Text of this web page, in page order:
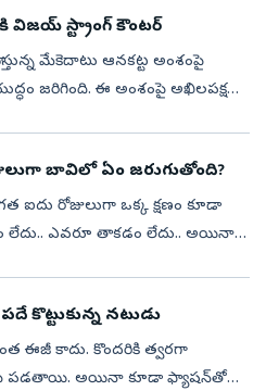
స్ట్రాంగ్‌ కౌంటర్‌
మేకెదాటు ఆనకట్ట అంశంపై
జరిగింది. ఈ అంశంపై అఖిలపక్ష
బావిలో ఏం జరుగుతోంది?
రోజులుగా ఒక్క క్షణం కూడా
లేదు.. ఎవరూ తాకడం లేదు.. అయినా
కొట్టుకున్న నటుడు
ఈజీ కాదు. కొందరికి త్వరగా
పడతాయి. అయినా కూడా ఫ్యాషన్‌తో